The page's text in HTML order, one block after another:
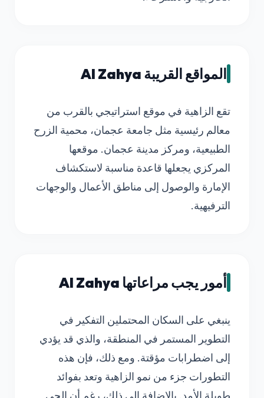
المواقع القريبة Al Zahya
تقع الزاهية في موقع استراتيجي بالقرب من
معالم رئيسية مثل جامعة عجمان، محمية الزرح
الطبيعية، ومركز مدينة عجمان. موقعها
المركزي يجعلها قاعدة مناسبة لاستكشاف
الإمارة والوصول إلى مناطق الأعمال والوجهات
الترفيهية.
أمور يجب مراعاتها Al Zahya
ينبغي على السكان المحتملين التفكير في
التطوير المستمر في المنطقة، والذي قد يؤدي
إلى اضطرابات مؤقتة. ومع ذلك، فإن هذه
التطورات جزء من نمو الزاهية وتعد بفوائد